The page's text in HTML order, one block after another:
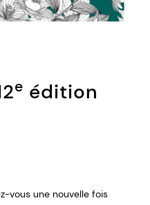
e édition
vous une nouvelle fois